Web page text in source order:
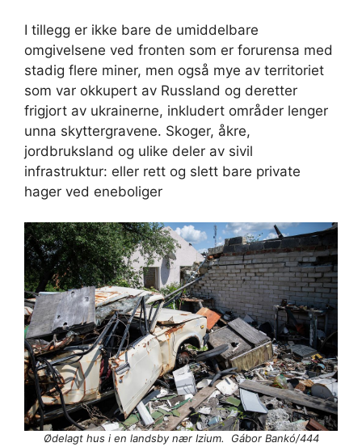
I tillegg er ikke bare de umiddelbare
omgivelsene ved fronten som er forurensa med
stadig flere miner, men også mye av territoriet
som var okkupert av Russland og deretter
frigjort av ukrainerne, inkludert områder lenger
unna skyttergravene. Skoger, åkre,
jordbruksland og ulike deler av sivil
infrastruktur: eller rett og slett bare private
hager ved eneboliger
Ødelagt hus i en landsby nær Izium. Gábor Bankó/444